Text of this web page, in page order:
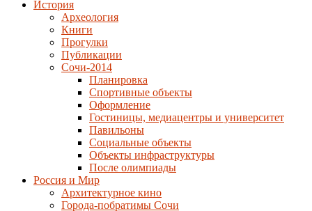
История
Археология
Книги
Прогулки
Публикации
Сочи-2014
Планировка
Спортивные объекты
Оформление
Гостиницы, медиацентры и университет
Павильоны
Социальные объекты
Объекты инфраструктуры
После олимпиады
Россия и Мир
Архитектурное кино
Города-побратимы Сочи